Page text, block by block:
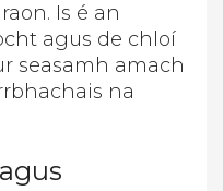
Is é an
agus de chloí
seasamh amach
na